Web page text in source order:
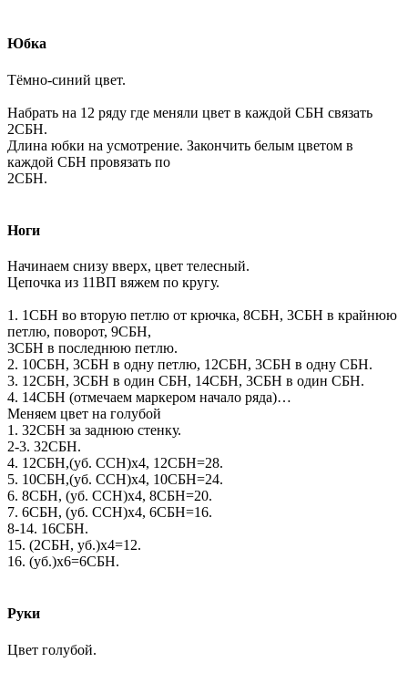
Юбка
Тёмно-синий цвет.
Набрать на 12 ряду где меняли цвет в каждой СБН связать
2СБН.
Длина юбки на усмотрение. Закончить белым цветом в
каждой СБН провязать по
2СБН.
Ноги
Начинаем снизу вверх, цвет телесный.
Цепочка из 11ВП вяжем по кругу.
1. 1СБН во вторую петлю от крючка, 8СБН, 3СБН в крайнюю
петлю, поворот, 9СБН,
3СБН в последнюю петлю.
2. 10СБН, 3СБН в одну петлю, 12СБН, 3СБН в одну СБН.
3. 12СБН, 3СБН в один СБН, 14СБН, 3СБН в один СБН.
4. 14СБН (отмечаем маркером начало ряда)…
Меняем цвет на голубой
1. 32СБН за заднюю стенку.
2-3. 32СБН.
4. 12СБН,(уб. ССН)х4, 12СБН=28.
5. 10СБН,(уб. ССН)х4, 10СБН=24.
6. 8СБН, (уб. ССН)х4, 8СБН=20.
7. 6СБН, (уб. ССН)х4, 6СБН=16.
8-14. 16СБН.
15. (2СБН, уб.)х4=12.
16. (уб.)х6=6СБН.
Руки
Цвет голубой.